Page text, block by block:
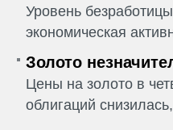
Уровень
экономическая
Золото
Цены на золото в
облигаций